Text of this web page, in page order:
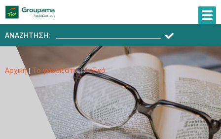
ΑΝΑΖΗΤΗΣΗ:
Αρχική Το γνωρίζατε; Λεξικό